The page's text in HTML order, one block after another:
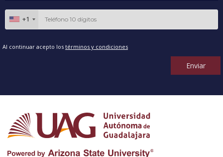
+1
Al continuar acepto los términos y condiciones
Enviar